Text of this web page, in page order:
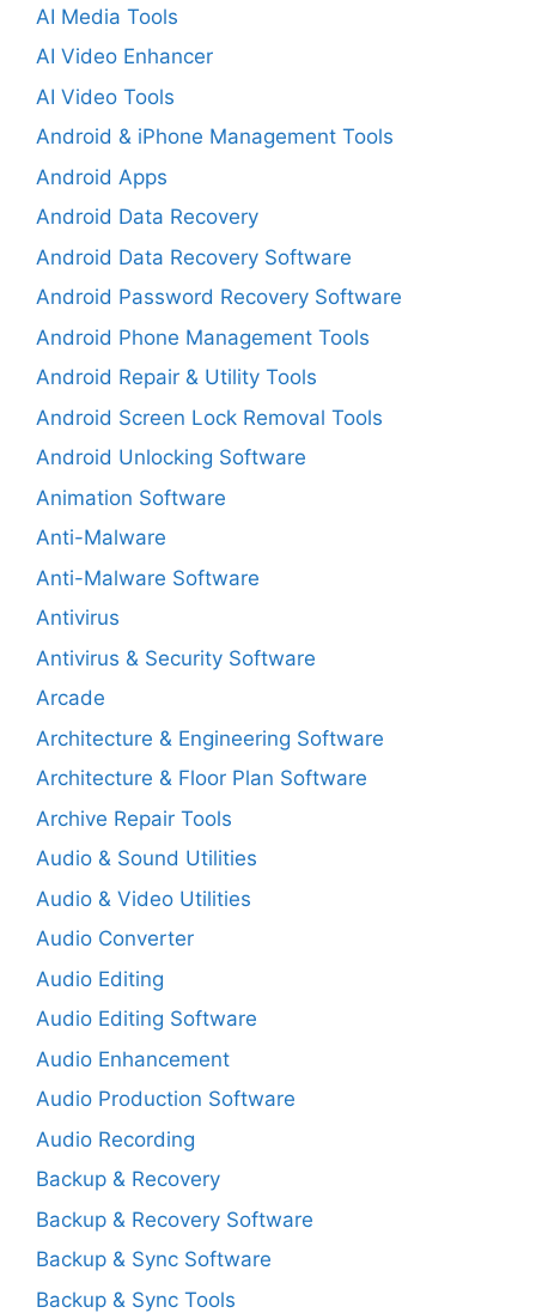
AI Media Tools
AI Video Enhancer
AI Video Tools
Android & iPhone Management Tools
Android Apps
Android Data Recovery
Android Data Recovery Software
Android Password Recovery Software
Android Phone Management Tools
Android Repair & Utility Tools
Android Screen Lock Removal Tools
Android Unlocking Software
Animation Software
Anti-Malware
Anti-Malware Software
Antivirus
Antivirus & Security Software
Arcade
Architecture & Engineering Software
Architecture & Floor Plan Software
Archive Repair Tools
Audio & Sound Utilities
Audio & Video Utilities
Audio Converter
Audio Editing
Audio Editing Software
Audio Enhancement
Audio Production Software
Audio Recording
Backup & Recovery
Backup & Recovery Software
Backup & Sync Software
Backup & Sync Tools